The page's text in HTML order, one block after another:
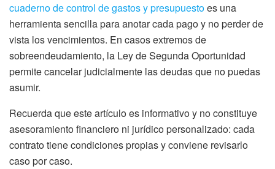
cuaderno de control de gastos y presupuestoes una
herramienta sencilla para anotar cada pago y no perder de
vista los vencimientos. En casos extremos de
sobreendeudamiento, la Ley de Segunda Oportunidad
permite cancelar judicialmente las deudas que no puedas
asumir.
Recuerda que este artículo es informativo y no constituye
asesoramiento financiero ni jurídico personalizado: cada
contrato tiene condiciones propias y conviene revisarlo
caso por caso.